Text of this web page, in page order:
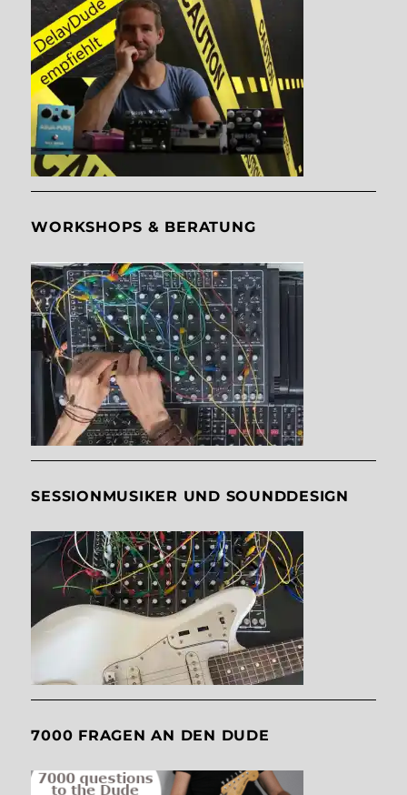
WORKSHOPS & BERATUNG
SESSIONMUSIKER UND SOUNDDESIGN
7000 FRAGEN AN DEN DUDE